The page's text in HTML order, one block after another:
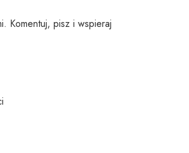
Komentuj, pisz i wspieraj